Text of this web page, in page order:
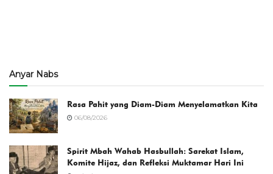
Anyar Nabs
Rasa Pahit yang Diam-Diam Menyelamatkan Kita
06/08/2026
Spirit Mbah Wahab Hasbullah: Sarekat Islam,
Komite Hijaz, dan Refleksi Muktamar Hari Ini